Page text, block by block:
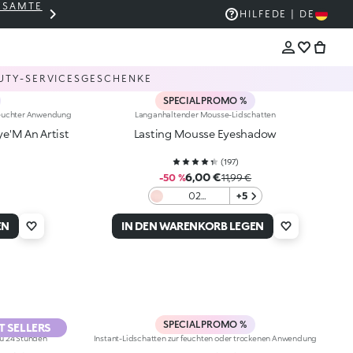
THE KIKO SALE: BIS ZU -50 %
HILFE DE | DE
SERVICESGESCHENKE
Anwendung
An Artist
SPECIAL PROMO %
Langanhaltender Mousse-Lidschatten
Lasting Mousse Eyeshadow
(197)
-50 %6,00 €11,99 €
02
+5
IN DEN WARENKORB LEGEN
SELLERS
24 Stunden
SPECIAL PROMO %
Instant-Lidschatten zur feuchten oder trockenen Anwendung